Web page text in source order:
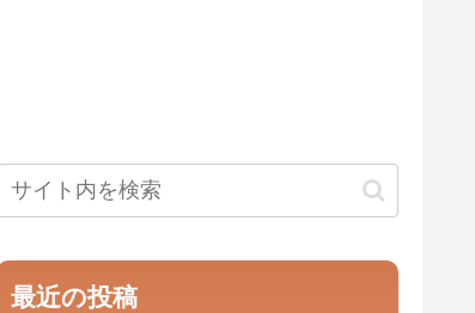
最近の投稿